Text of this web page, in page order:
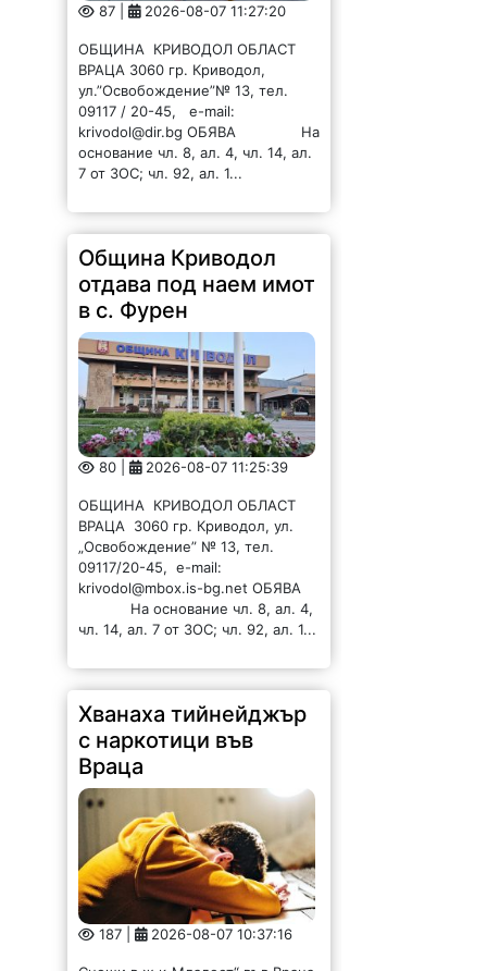
87 | 2026-08-07 11:27:20
ОБЩИНА КРИВОДОЛ ОБЛАСТ
ВРАЦА 3060 гр. Криводол,
ул.”Освобождение”№ 13, тел.
09117 / 20-45, e-mail:
krivodol@dir.bg ОБЯВА На
основание чл. 8, ал. 4, чл. 14, ал.
7 от ЗОС; чл. 92, ал. 1...
Община Криводол
отдава под наем имот
в с. Фурен
80 | 2026-08-07 11:25:39
ОБЩИНА КРИВОДОЛ ОБЛАСТ
ВРАЦА 3060 гр. Криводол, ул.
„Освобождение” № 13, тел.
09117/20-45, e-mail:
krivodol@mbox.is-bg.net ОБЯВА
На основание чл. 8, ал. 4,
чл. 14, ал. 7 от ЗОС; чл. 92, ал. 1...
Хванаха тийнейджър
с наркотици във
Враца
187 | 2026-08-07 10:37:16